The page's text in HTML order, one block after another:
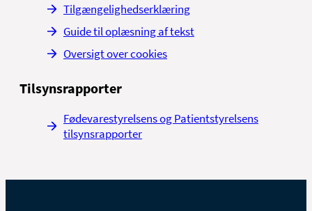
Tilgængelighedserklæring
Guide til oplæsning af tekst
Oversigt over cookies
Tilsynsrapporter
Fødevarestyrelsens og Patientstyrelsens
tilsynsrapporter